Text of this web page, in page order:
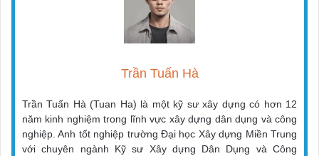
Trần Tuấn Hà
Trần Tuấn Hà (Tuan Ha) là một kỹ sư xây dựng có hơn 12
năm kinh nghiệm trong lĩnh vực xây dựng dân dụng và công
nghiệp. Anh tốt nghiệp trường Đại học Xây dựng Miền Trung
với chuyên ngành Kỹ sư Xây dựng Dân Dụng và Công